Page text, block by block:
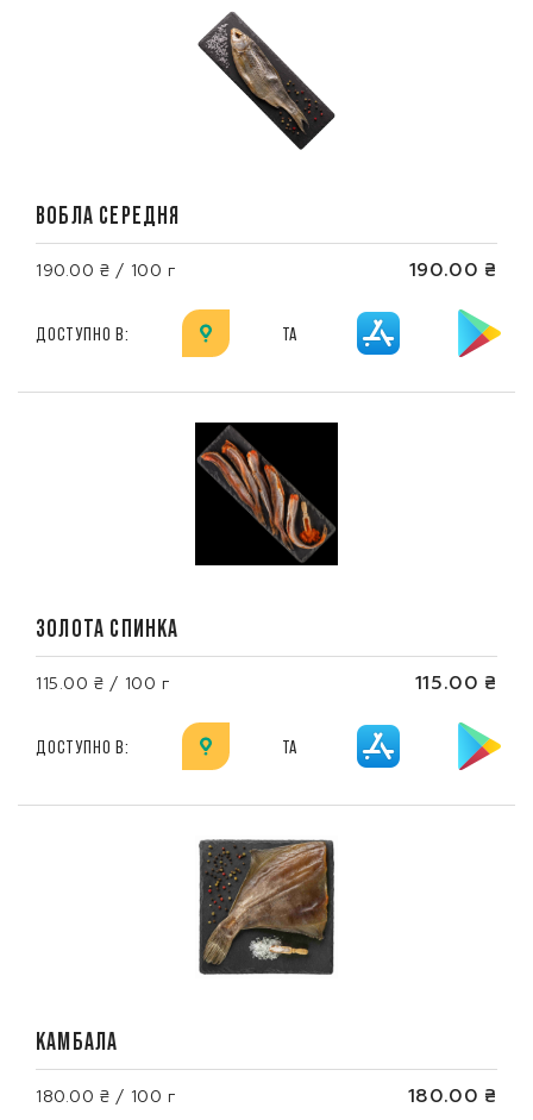
ВОБЛА СЕРЕДНЯ
190.00 ₴ / 100 г 190.00 ₴
ДОСТУПНО В: ТА
ЗОЛОТА СПИНКА
115.00 ₴ / 100 г 115.00 ₴
ДОСТУПНО В: ТА
КАМБАЛА
180.00 ₴ / 100 г 180.00 ₴